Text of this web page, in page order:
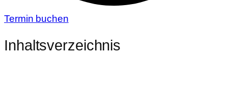
Termin buchen
Inhaltsverzeichnis